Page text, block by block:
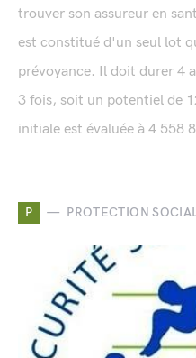
trouver son assureur en
est constitué d'un seul lot
prévoyance. Il doit durer 4
3 fois, soit un potentiel de
initiale est évaluée à 4 558
P PROTECTION